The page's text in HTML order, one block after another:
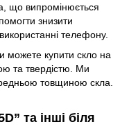
що випромінюється
знизити
телефону.
можете купити скло на
та твердістю. Ми
товщиною скла.
та інші біля